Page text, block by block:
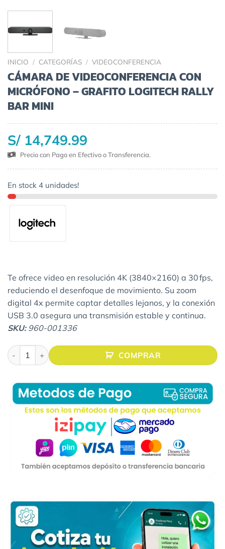
INICIO / CATEGORÍAS / VIDEOCONFERENCIA
CÁMARA DE VIDEOCONFERENCIA CON
MICRÓFONO – GRAFITO LOGITECH RALLY
BAR MINI
S/ 14,749.99
Precio con Pago en Efectivo o Transferencia.
En stock 4 unidades!
Te ofrece video en resolución 4K (3840×2160) a 30 fps,
reduciendo el desenfoque de movimiento. Su zoom
digital 4x permite captar detalles lejanos, y la conexión
USB 3.0 asegura una transmisión estable y continua.
SKU:960-001336
CÁMARA DE VIDEOCONFERENCIA CON MICRÓFONO -
COMPRAR